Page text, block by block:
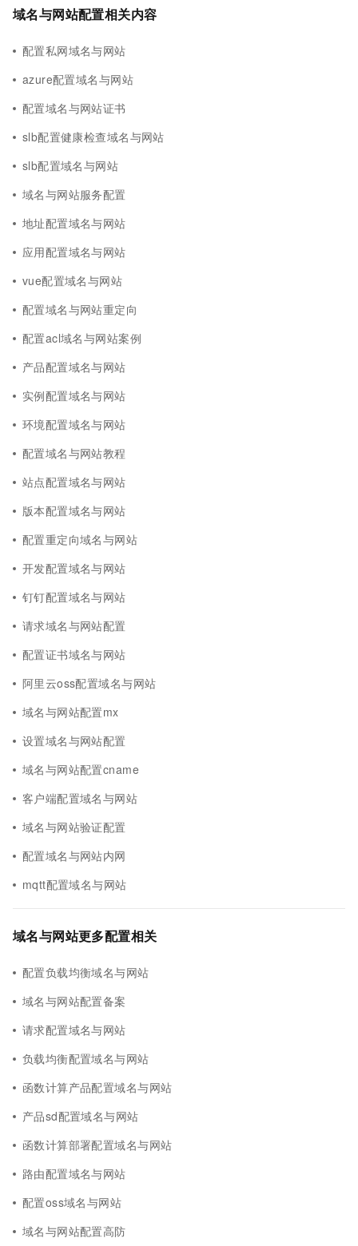
域名与网站配置相关内容
配置私网域名与网站
azure配置域名与网站
配置域名与网站证书
slb配置健康检查域名与网站
slb配置域名与网站
域名与网站服务配置
地址配置域名与网站
应用配置域名与网站
vue配置域名与网站
配置域名与网站重定向
配置acl域名与网站案例
产品配置域名与网站
实例配置域名与网站
环境配置域名与网站
配置域名与网站教程
站点配置域名与网站
版本配置域名与网站
配置重定向域名与网站
开发配置域名与网站
钉钉配置域名与网站
请求域名与网站配置
配置证书域名与网站
阿里云oss配置域名与网站
域名与网站配置mx
设置域名与网站配置
域名与网站配置cname
客户端配置域名与网站
域名与网站验证配置
配置域名与网站内网
mqtt配置域名与网站
域名与网站更多配置相关
配置负载均衡域名与网站
域名与网站配置备案
请求配置域名与网站
负载均衡配置域名与网站
函数计算产品配置域名与网站
产品sd配置域名与网站
函数计算部署配置域名与网站
路由配置域名与网站
配置oss域名与网站
域名与网站配置高防